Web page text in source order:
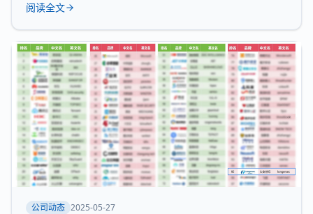
垒机、零信任、信创堡垒机 三大细分领域，再次展现了领先
图谱》凭借深入的调研、专业的分析，全景式展现网络安全
产业的最新态势，挖掘潜在发展机遇，为
阅读全文
公司动态 2025-05-27